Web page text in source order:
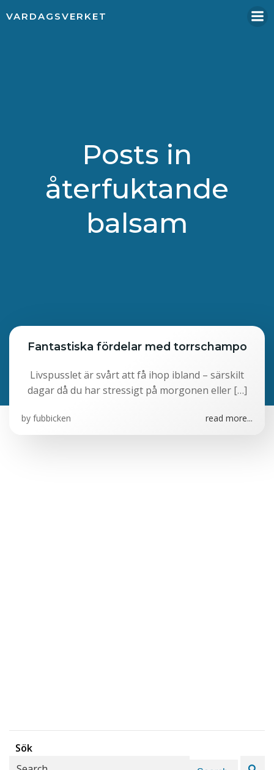
VARDAGSVERKET
Posts in
återfuktande
balsam
Fantastiska fördelar med torrschampo
Livspusslet är svårt att få ihop ibland – särskilt
dagar då du har stressigt på morgonen eller […]
by fubbicken read more...
Sök
Search